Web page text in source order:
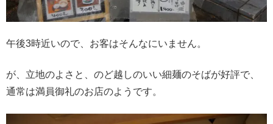
午後3時近いので、お客はそんなにいません。
が、立地のよさと、のど越しのいい細麺のそばが好評で、
通常は満員御礼のお店のようです。